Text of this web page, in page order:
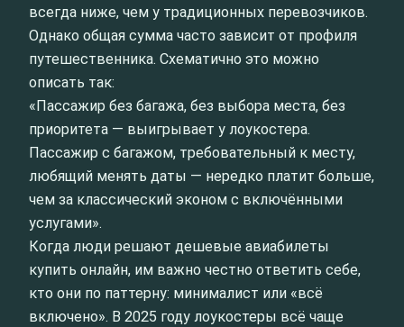
всегда ниже, чем у традиционных перевозчиков.
Однако общая сумма часто зависит от профиля
путешественника. Схематично это можно
описать так:
«Пассажир без багажа, без выбора места, без
приоритета — выигрывает у лоукостера.
Пассажир с багажом, требовательный к месту,
любящий менять даты — нередко платит больше,
чем за классический эконом с включёнными
услугами».
Когда люди решают дешевые авиабилеты
купить онлайн, им важно честно ответить себе,
кто они по паттерну: минималист или «всё
включено». В 2025 году лоукостеры всё чаще